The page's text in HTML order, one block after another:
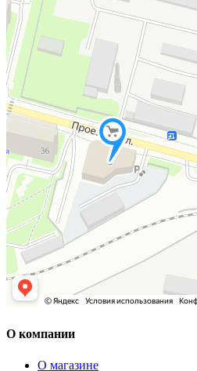
О компании
О магазине